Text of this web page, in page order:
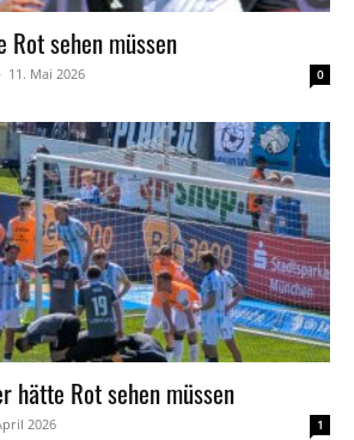
sehen müssen
- 11. Mai 2026 0
hätte Rot sehen müssen
2026 1